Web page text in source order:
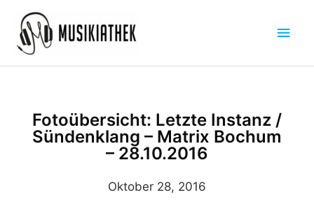
Inhalt
springen
Fotoübersicht: Letzte Instanz /
Sündenklang – Matrix Bochum
– 28.10.2016
Oktober 28, 2016